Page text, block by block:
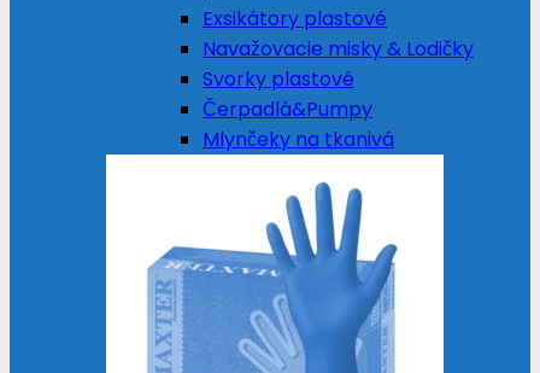
Exsikátory plastové
Navažovacie misky & Lodičky
Svorky plastové
Čerpadlá&Pumpy
Mlynčeky na tkanivá